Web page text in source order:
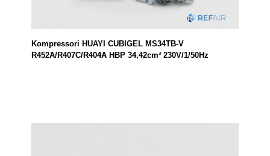
Kompressori HUAYI CUBIGEL MS34TB-V
R452A/R407C/R404A HBP 34,42cm³ 230V/1/50Hz